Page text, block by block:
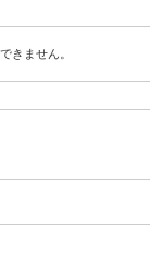
きません。